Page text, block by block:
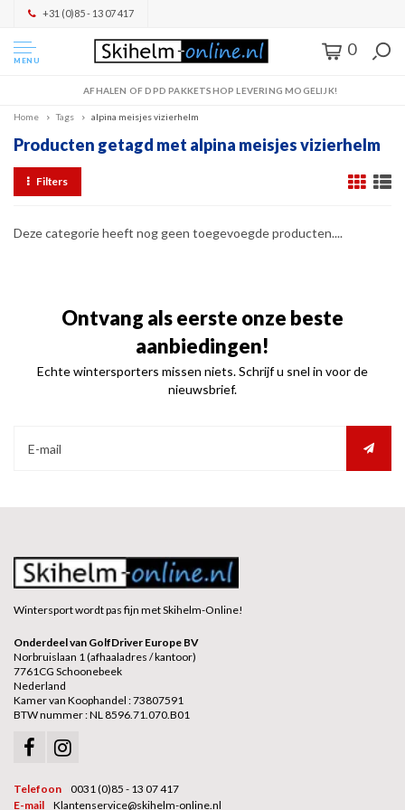
+31 (0)85 - 13 07 417
MENU
0
AFHALEN OF DPD PAKKETSHOP LEVERING MOGELIJK!
Home Tags alpina meisjes vizierhelm
Producten getagd met alpina meisjes vizierhelm
Filters
Deze categorie heeft nog geen toegevoegde producten....
Ontvang als eerste onze beste
aanbiedingen!
Echte wintersporters missen niets. Schrijf u snel in voor de
nieuwsbrief.
Wintersport wordt pas fijn met Skihelm-Online!
Onderdeel van GolfDriver Europe BV
Norbruislaan 1 (afhaaladres / kantoor)
7761CG Schoonebeek
Nederland
Kamer van Koophandel : 73807591
BTW nummer : NL 8596.71.070.B01
Telefoon
0031 (0)85 - 13 07 417
E-mail
Klantenservice@skihelm-online.nl